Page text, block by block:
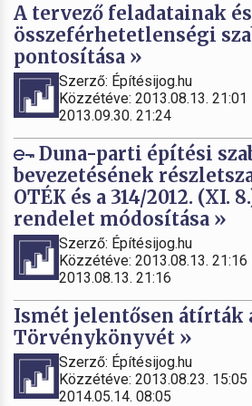
A tervező feladatainak és
összeférhetetlenségi
pontosítása »
Szerző: Építésijog.hu
Közzétéve: 2013.08.13.
2013.09.30. 21:24
Duna-parti építési
bevezetésének
OTÉK és a 314/2012. (XI.
rendelet módosítása »
Szerző: Építésijog.hu
Közzétéve: 2013.08.13.
2013.08.13. 21:16
Ismét jelentősen átírták
Törvénykönyvét »
Szerző: Építésijog.hu
Közzétéve: 2013.08.23.
2014.05.14. 08:05